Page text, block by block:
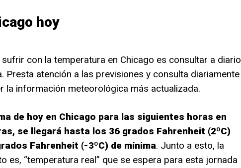
hoy
con la temperatura en Chicago es consultar a diario
Presta atención a las previsiones y consulta diariamente
la información meteorológica más actualizada.
de hoy en Chicago para las siguientes horas en
se llegará hasta los 36 grados Fahrenheit (2ºC)
Fahrenheit (-3ºC) de mínima. Junto a esto, la
es, “temperatura real” que se espera para esta jornada